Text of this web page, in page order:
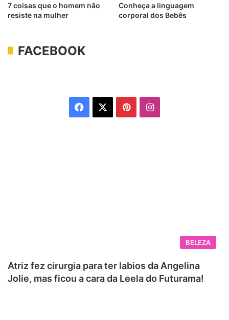
7 coisas que o homem não
resiste na mulher
Conheça a linguagem
corporal dos Bebês
FACEBOOK
Facebook PinterestInstagram
BELEZA
Atriz fez cirurgia para ter labios da Angelina
Jolie, mas ficou a cara da Leela do Futurama!